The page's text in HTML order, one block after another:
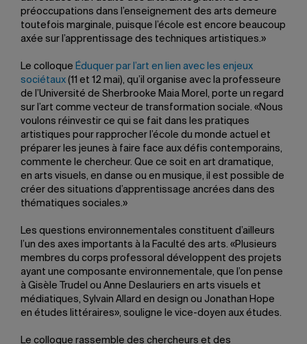
préoccupations dans l’enseignement des arts demeure
toutefois marginale, puisque l’école est encore beaucoup
axée sur l’apprentissage des techniques artistiques.»
Le colloque Éduquer par l’art en lien avec les enjeux
sociétaux (11 et 12 mai), qu’il organise avec la professeure
de l’Université de Sherbrooke Maia Morel, porte un regard
sur l’art comme vecteur de transformation sociale. «Nous
voulons réinvestir ce qui se fait dans les pratiques
artistiques pour rapprocher l’école du monde actuel et
préparer les jeunes à faire face aux défis contemporains,
commente le chercheur. Que ce soit en art dramatique,
en arts visuels, en danse ou en musique, il est possible de
créer des situations d’apprentissage ancrées dans des
thématiques sociales.»
Les questions environnementales constituent d’ailleurs
l’un des axes importants à la Faculté des arts. «Plusieurs
membres du corps professoral développent des projets
ayant une composante environnementale, que l’on pense
à Gisèle Trudel ou Anne Deslauriers en arts visuels et
médiatiques, Sylvain Allard en design ou Jonathan Hope
en études littéraires», souligne le vice-doyen aux études.
Le colloque rassemble des chercheurs et des